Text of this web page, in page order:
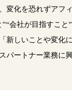
変化を恐れずアフ
会社が目指すこ
新しいことや変化
パートナー業務に